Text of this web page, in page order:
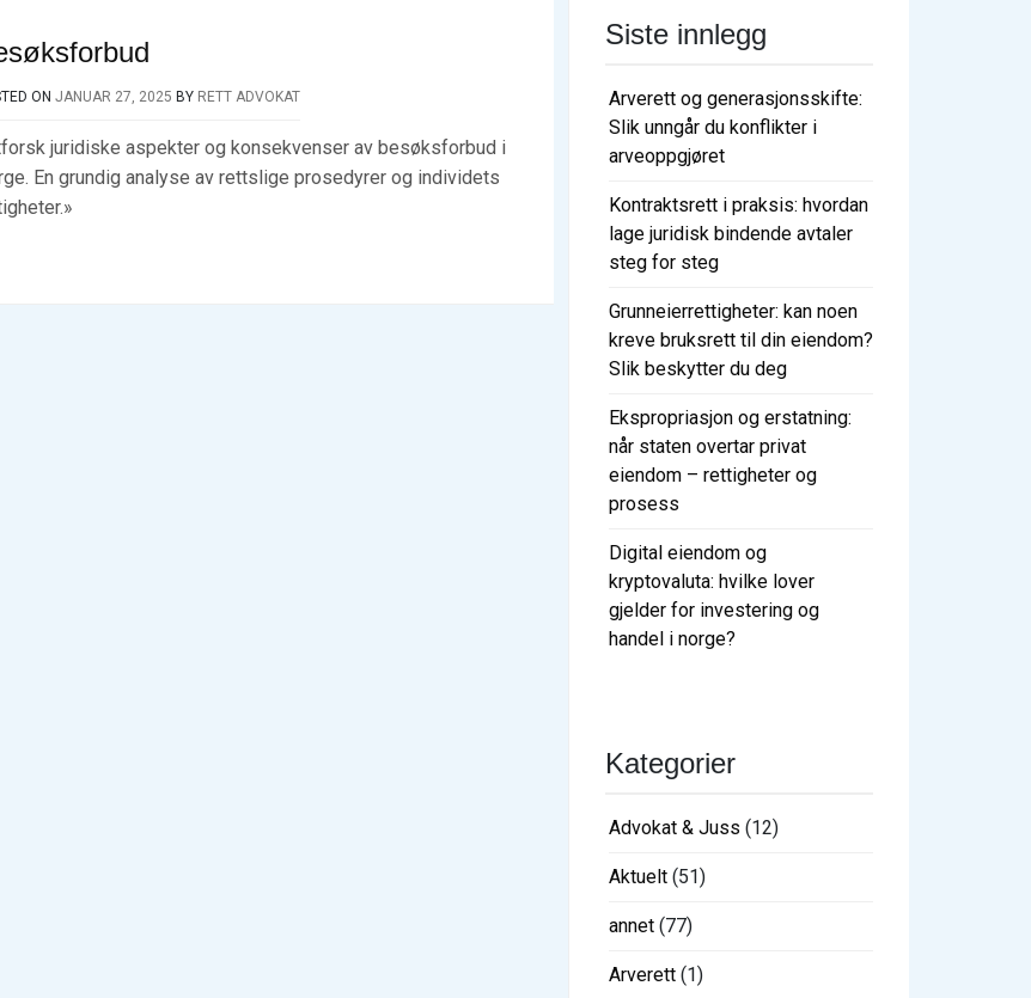
ON JANUAR 27, 2025 BY RETT ADVOKAT
juridiske aspekter og konsekvenser av besøksforbud i
En grundig analyse av rettslige prosedyrer og individets
Siste innlegg
Arverett og generasjonsskifte:
Slik unngår du konflikter i
arveoppgjøret
Kontraktsrett i praksis: hvordan
lage juridisk bindende avtaler
steg for steg
Grunneierrettigheter: kan noen
kreve bruksrett til din eiendom?
Slik beskytter du deg
Ekspropriasjon og erstatning:
når staten overtar privat
eiendom – rettigheter og
prosess
Digital eiendom og
kryptovaluta: hvilke lover
gjelder for investering og
handel i norge?
Kategorier
Advokat & Juss (12)
Aktuelt (51)
annet (77)
Arverett (1)